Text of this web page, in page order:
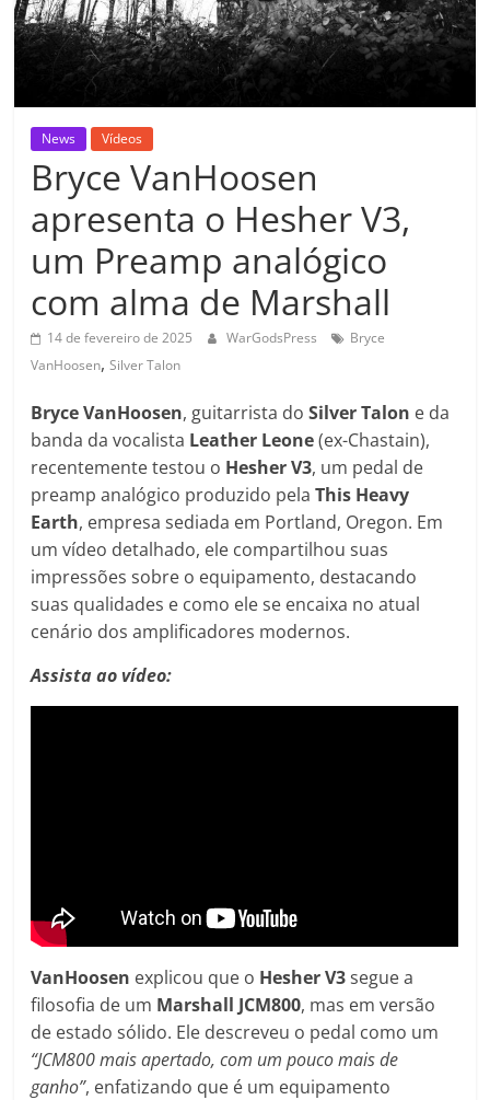
News Vídeos
Bryce VanHoosen
apresenta o Hesher V3,
um Preamp analógico
com alma de Marshall
14 de fevereiro de 2025 WarGodsPress
Bryce
VanHoosen,Silver Talon
Bryce VanHoosen, guitarrista doSilver Talon e da
banda da vocalista Leather Leone(ex-Chastain),
recentemente testou o Hesher V3, um pedal de
preamp analógico produzido pelaThis Heavy
Earth, empresa sediada em Portland, Oregon. Em
um vídeo detalhado, ele compartilhou suas
impressões sobre o equipamento, destacando
suas qualidades e como ele se encaixa no atual
cenário dos amplificadores modernos.
Assista ao vídeo:
VanHoosen explicou que o Hesher V3segue a
filosofia de um Marshall JCM800, mas em versão
de estado sólido. Ele descreveu o pedal como um
“JCM800 mais apertado, com um pouco mais de
ganho”, enfatizando que é um equipamento